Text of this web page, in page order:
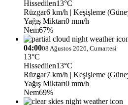
Hissedilen13°C
Rüzgar6 km/h | Keşişleme
Yağış Miktarı0 mm/h
Nem67%
04:0008 Ağustos 2026, Cumartesi
13°C
Hissedilen13°C
Rüzgar7 km/h | Keşişleme
Yağış Miktarı0 mm/h
Nem69%